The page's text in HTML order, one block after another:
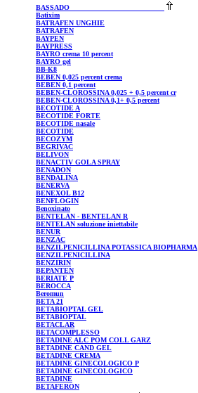
BASSADO
Batixim
BATRAFEN UNGHIE
BATRAFEN
BAYPEN
BAYPRESS
BAYRO crema 10 percent
BAYRO gel
BB-K8
BEBEN 0,025 percent crema
BEBEN 0,1 percent
BEBEN-CLOROSSINA0,025 + 0,5 percent cr
BEBEN-CLOROSSINA0,1+ 0,5 percent
BECOTIDE A
BECOTIDE FORTE
BECOTIDE nasale
BECOTIDE
BECOZYM
BEGRIVAC
BELIVON
BENACTIV GOLA SPRAY
BENADON
BENDALINA
BENERVA
BENEXOLB12
BENFLOGIN
Benoxinato
BENTELAN - BENTELAN R
BENTELAN soluzione iniettabile
BENUR
BENZAC
BENZILPENICILLINAPOTASSICA BIOPHARMA
BENZILPENICILLINA
BENZIRIN
BEPANTEN
BERIATE P
BEROCCA
Beromun
BETA 21
BETABIOPTALGEL
BETABIOPTAL
BETACLAR
BETACOMPLESSO
BETADINE ALC POM COLL GARZ
BETADINE CAND GEL
BETADINE CREMA
BETADINE GINECOLOGICO P
BETADINE GINECOLOGICO
BETADINE
BETAFERON